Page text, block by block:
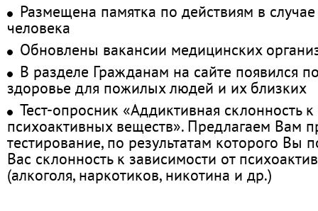
Размещена памятка по действиям в
человека
Обновлены вакансии медицинских
В разделе Гражданам на сайте появился
здоровье для пожилых людей и их близких
Тест-опросник «Аддиктивная склонность
психоактивных веществ». Предлагаем Вам
тестирование, по результатам которого Вы
Вас склонность к зависимости от
(алкоголя, наркотиков, никотина и др.)